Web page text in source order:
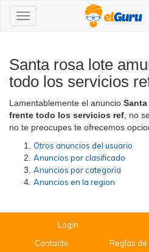
Santa rosa lote
todo los servicios
Lamentablemente el anuncio
frente todo los servicios ref , no
no te preocupes te ofrecemos
Otros anuncios del usuario
Anuncios por clasificado
Anuncios por categoria
Anuncios en la region
Login
Contacto
Reglas de